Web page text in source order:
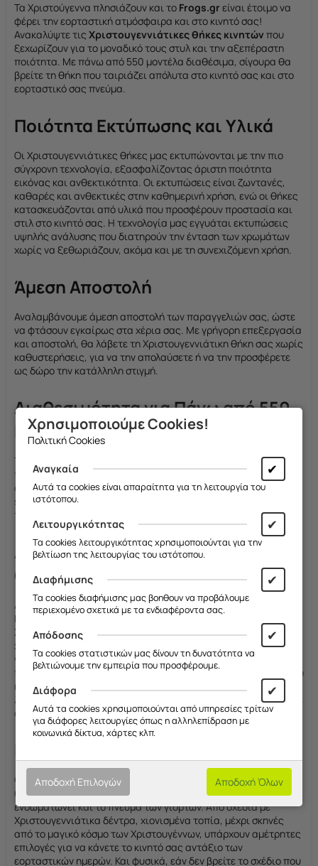
Τα Χριστούγεννα πλησιάζουν και το Frogs.grείναι έτοιμο να
φέρει την εορταστική ατμόσφαιρα και στο κινητό σας!
Ανακαλύψτε τις Χριστουγεννιάτικες θήκες κινητών που
ξεχωρίζουν για το μοναδικό τους στυλ και την αξεπέραστη
ποιότητα. Με πάνω από 550 μοντέλα διαθέσιμα, σίγουρα θα
βρείτε τη θήκη που ταιριάζει απόλυτα στο κινητό σας και στο
εορταστικό σας πνεύμα.
Ποιότητα Εκτύπωσης και Υλικά
Οι Χριστουγεννιάτικες θήκες μας εκτυπώνονται με την πιο
σύγχρονη τεχνολογία, εξασφαλίζοντας άριστη ποιότητα
εικόνας και ανθεκτικότητα. Οι εκτυπώσεις είναι ζωντανές,
καθαρές και ανθεκτικές στην καθημερινή χρήση, ενώ οι θήκες
κατασκευάζονται από υλικά που προσφέρουν προστασία και
στιλ στο κινητό σας. Η τεχνολογία μας εγγυάται εκτυπώσεις
υψηλής ανάλυσης που διατηρούν την ένταση των χρωμάτων
χωρίς να ξεθωριάζουν, ακόμα και με τη συνεχιζόμενη χρήση.
Άμεση Αποστολή
Αναλαμβάνουμε άμεση αποστολή των παραγγελιών σας, ώστε
να φτάσουν εγκαίρως στα χέρια σας. Με γρήγορη επεξεργασία
και αποστολή, θα λάβετε τη Χριστουγεννιάτικη θήκη σας χωρίς
καθυστερήσεις, για να την απολαύσετε ή να την προσφέρετε
ως δώρο την κατάλληλη στιγμή.
Διαθεσιμότητα για Πάνω από 550
Μοντέλα
Το Frogs.gr διαθέτει μια μεγάλη ποικιλία από θήκες για
περισσότερα από 550 κινητά μοντέλα, ώστε να καλύψουμε τις
ανάγκες όλων των πελατών μας. Από τα πιο δημοφιλή
smartphones μέχρι τα λιγότερο συνηθισμένα μοντέλα, έχουμε
τη θήκη που ψάχνετε για το κινητό σας.
Δημιουργήστε την Μοναδική Σας
Θήκη
Αν δεν βρείτε το σχέδιο που σας ταιριάζει, μην ανησυχείτε! Στο
Frogs.gr
μπορείτε να δημιουργήσετε τη δική σας
Χριστουγεννιάτικη θήκημε το προσωπικό σας σχέδιο, είτε
χρησιμοποιώντας το
μας στο
website μας, είτε με τη βοήθεια του εξειδικευμένου
προσωπικού μας στο φυσικό μας κατάστημα στο Χαλάνδρι. Στο
κατάστημα μας στην οδό Ανδρέα Παπανδρέου 75, μπορείτε σε
λίγα λεπτά να φτιάξετε την τέλεια θήκη και να την παραλάβετε
άμεσα.
Φέτος τα Χριστούγεννα, ξεχωρίστε με μια Χριστουγεννιάτικη
θήκη που όχι μόνο προστατεύει το κινητό σας, αλλά
ενσωματώνει και το πνεύμα των γιορτών. Από σχέδια με
Χριστουγεννιάτικα δέντρα, χιονισμένα τοπία, μέχρι σκηνές
από το μαγικό κόσμο των Χριστουγέννων, υπάρχουν αμέτρητες
επιλογές για να κάνετε το κινητό σας αντάξιο των
εορταστικών ημερών. Και φυσικά, εάν δεν βρείτε το σχέδιο που
Χρησιμοποιούμε Cookies!
Πολιτική Cookies
Αναγκαία ✔
Αυτά τα cookies είναι απαραίτητα για τη λειτουργία του
ιστότοπου.
Λειτουργικότητας ✔
Τα cookies λειτουργικότητας χρησιμοποιούνται για την
βελτίωση της λειτουργίας του ιστότοπου.
Διαφήμισης ✔
Τα cookies διαφήμισης μας βοηθουν να προβάλουμε
περιεχομένο σχετικά με τα ενδιαφέροντα σας.
Απόδοσης ✔
Τα cookies στατιστικών μας δίνουν τη δυνατότητα να
βελτιώνουμε την εμπειρία που προσφέρουμε.
Διάφορα ✔
Αυτά τα cookies χρησιμοποιούνται από υπηρεσίες τρίτων
για διάφορες λειτουργίες όπως η αλληλεπίδραση με
κοινωνικά δίκτυα, χάρτες κλπ.
Αποδοχή Επιλογών Αποδοχή Όλων